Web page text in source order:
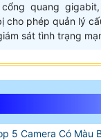
quang
cho phép quản lý
sát tình trạng
5 Camera Có Màu